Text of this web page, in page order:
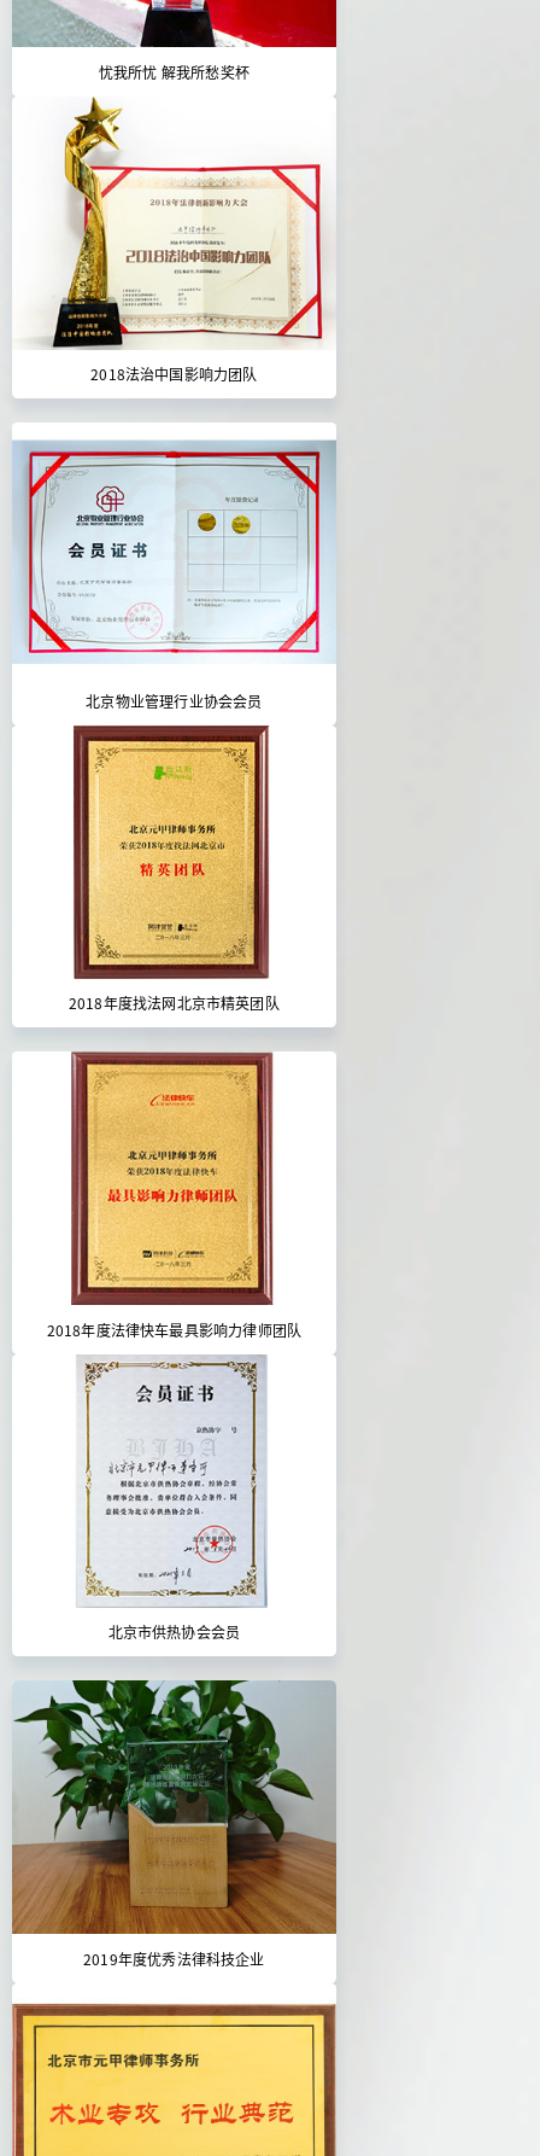
忧我所忧 解我所愁奖杯
2018法治中国影响力团队
北京物业管理行业协会会员
2018年度找法网北京市精英团队
2018年度法律快车最具影响力律师团队
北京市供热协会会员
2019年度优秀法律科技企业